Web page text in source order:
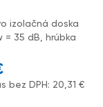
izolačná doska
= 35 dB, hrúbka
bez DPH: 20,31 €